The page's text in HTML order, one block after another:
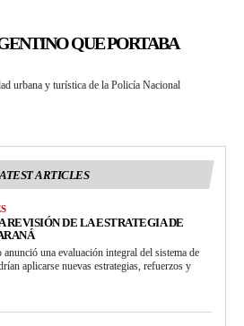
QUE PORTABA
urbana y turística de la Policía Nacional
ARTICLES
REVISIÓN DE LA ESTRATEGIA DE
una evaluación integral del sistema de
aplicarse nuevas estrategias, refuerzos y